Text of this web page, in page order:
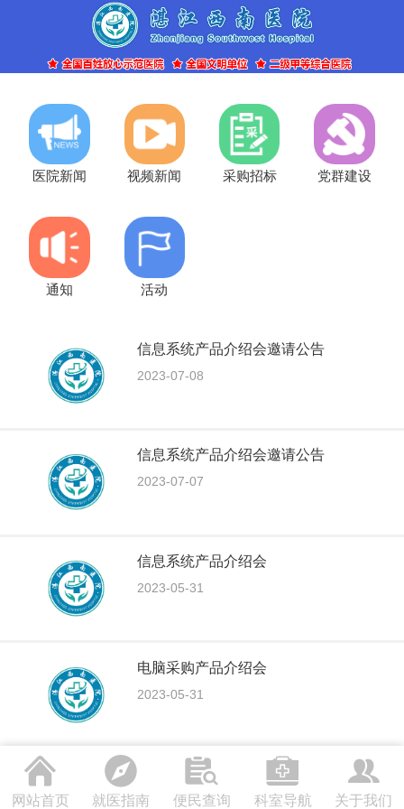
医院新闻 视频新闻 采购招标 党群建设
通知 活动
信息系统产品介绍会邀请公告
2023-07-08
信息系统产品介绍会邀请公告
2023-07-07
信息系统产品介绍会
2023-05-31
电脑采购产品介绍会
2023-05-31
网站首页 就医指南 便民查询 科室导航 关于我们